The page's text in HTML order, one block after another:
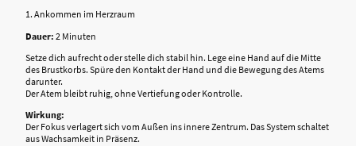
1. Ankommen im Herzraum
Dauer: 2 Minuten
Setze dich aufrecht oder stelle dich stabil hin. Lege eine Hand auf die Mitte
des Brustkorbs. Spüre den Kontakt der Hand und die Bewegung des Atems
darunter.
Der Atem bleibt ruhig, ohne Vertiefung oder Kontrolle.
Wirkung:
Der Fokus verlagert sich vom Außen ins innere Zentrum. Das System schaltet
aus Wachsamkeit in Präsenz.